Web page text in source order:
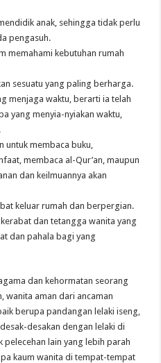
anak, sehingga tidak perlu
pengasuh.
memahami kebutuhan rumah
sesuatu yang paling berharga.
menjaga waktu, berarti ia telah
yang menyia-nyiakan waktu,
untuk membaca buku,
membaca al-Qur’an, maupun
dan keilmuannya akan
keluar rumah dan berpergian.
dan tetangga wanita yang
dan pahala bagi yang
dan kehormatan seorang
wanita aman dari ancaman
berupa pandangan lelaki iseng,
desakan dengan lelaki di
pelecehan lain yang lebih parah
kaum wanita di tempat-tempat